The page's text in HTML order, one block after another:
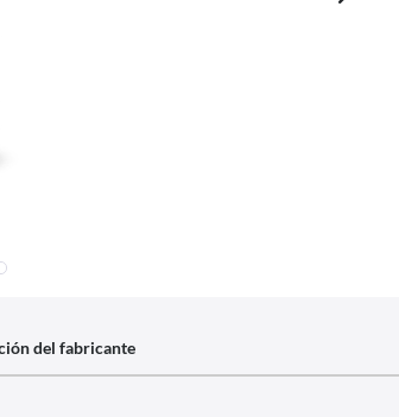
del fabricante